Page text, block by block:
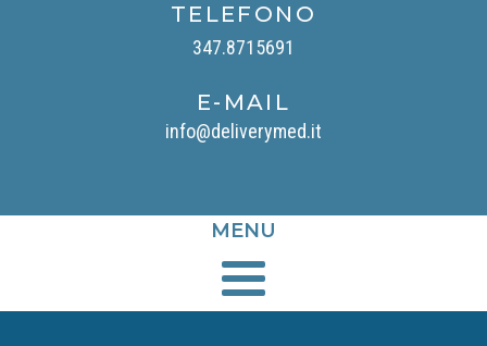
TELEFONO
347.8715691
E-MAIL
info@deliverymed.it
MENU